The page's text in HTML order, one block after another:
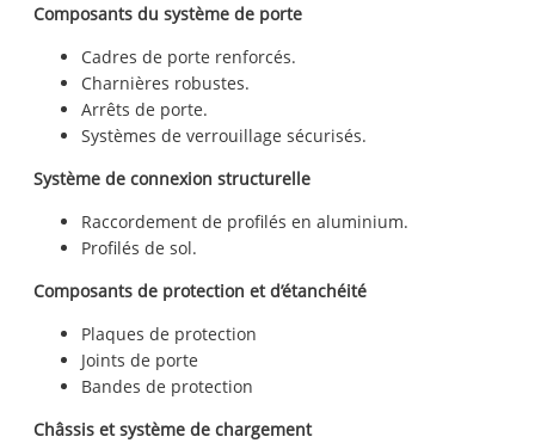
Composants du système de porte
Cadres de porte renforcés.
Charnières robustes.
Arrêts de porte.
Systèmes de verrouillage sécurisés.
Système de connexion structurelle
Raccordement de profilés en aluminium.
Profilés de sol.
Composants de protection et d’étanchéité
Plaques de protection
Joints de porte
Bandes de protection
Châssis et système de chargement